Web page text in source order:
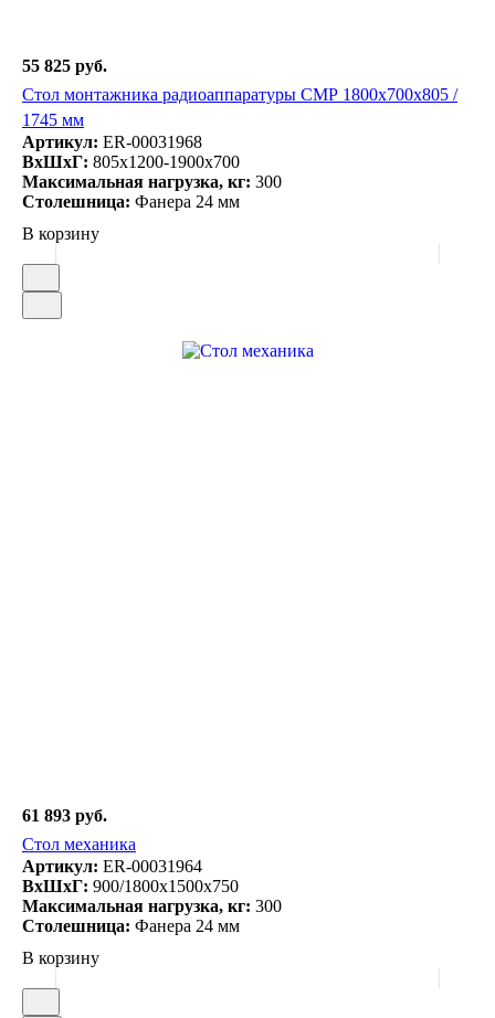
55 825 руб.
Стол монтажника радиоаппаратуры СМР 1800х700х805 /
1745 мм
Артикул: ER-00031968
ВxШxГ: 805x1200-1900x700
Максимальная нагрузка, кг: 300
Столешница: Фанера 24 мм
В корзину
61 893 руб.
Стол механика
Артикул: ER-00031964
ВxШxГ: 900/1800x1500x750
Максимальная нагрузка, кг: 300
Столешница: Фанера 24 мм
В корзину